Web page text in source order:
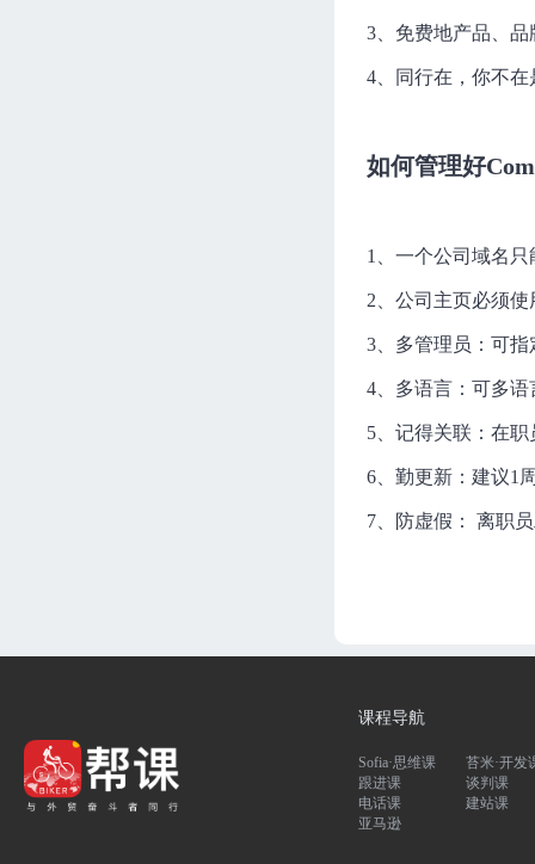
3、免费地产品、品
4、同行在，你不
如何管理好
1、一个公司域名
2、公司主页必须
3、多管理员：可
4、多语言：可多
5、记得关联：在
6、勤更新：建议1
7、防虚假： 离职
课程导航
Sofia·思维课
苔米·开发
跟进课
谈判课
电话课
建站课
亚马逊